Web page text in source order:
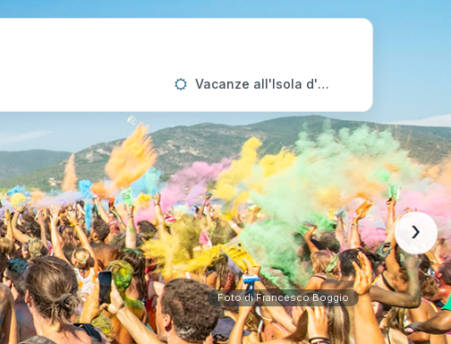
Vacanze all'Isola d'Elba
Foto di Francesco Boggio
›